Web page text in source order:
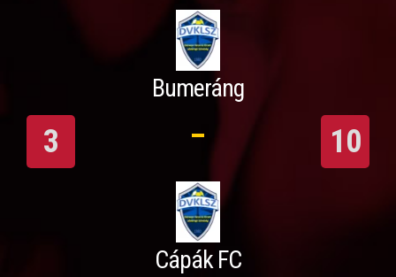
Bumeráng
3 10
Cápák FC